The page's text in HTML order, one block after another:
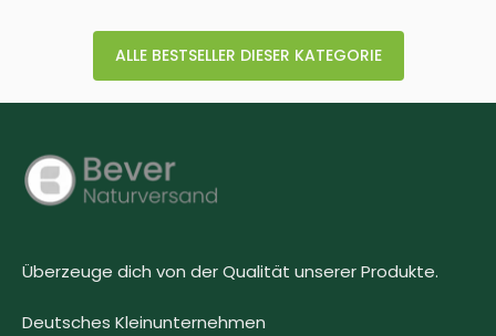
ALLE BESTSELLER DIESER KATEGORIE
Überzeuge dich von der Qualität unserer Produkte.
Deutsches Kleinunternehmen